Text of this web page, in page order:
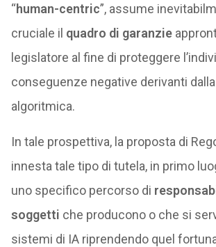
“human-centric”, assume
cruciale il quadro di garanzie
legislatore al fine di proteggere
conseguenze negative derivanti
algoritmica.
In tale prospettiva, la proposta di
innesta tale tipo di tutela, in primo
uno specifico percorso di
soggetti che producono o che si
sistemi di IA riprendendo quel